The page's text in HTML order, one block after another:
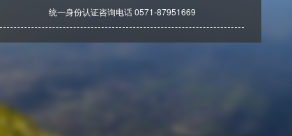
统一身份认证咨询电话 0571-87951669